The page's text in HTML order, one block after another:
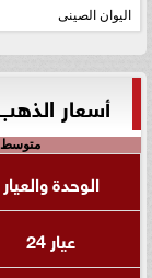
اليوان الصينى
أسعار
متوسط
الوحدة والعيار
عيار 24